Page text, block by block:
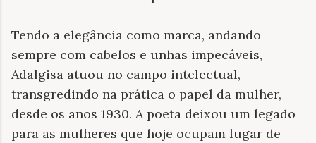
Tendo a elegância como marca, andando
sempre com cabelos e unhas impecáveis,
Adalgisa atuou no campo intelectual,
transgredindo na prática o papel da mulher,
desde os anos 1930. A poeta deixou um legado
para as mulheres que hoje ocupam lugar de